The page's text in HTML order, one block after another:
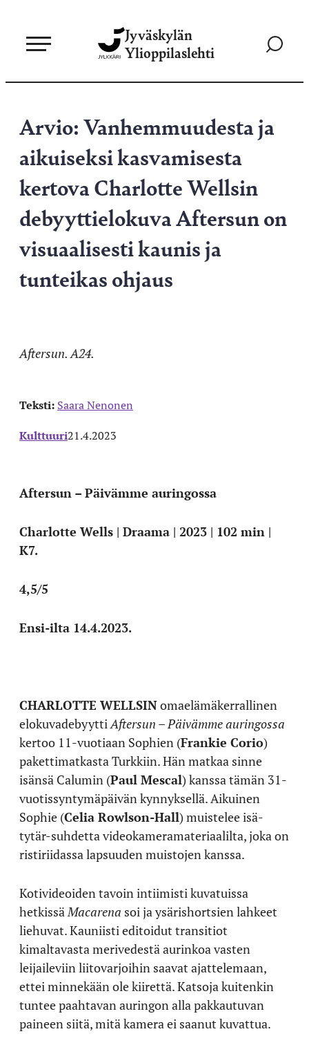
sisältöön
Jyväskylän
Ylioppilaslehti
Siirry
Arvio: Vanhemmuudesta ja
aikuiseksi kasvamisesta
kertova Charlotte Wellsin
debyyttielokuva Aftersun on
visuaalisesti kaunis ja
tunteikas ohjaus
Aftersun. A24.
Teksti: Saara Nenonen
Kulttuuri21.4.2023
Aftersun – Päivämme auringossa
Charlotte Wells | Draama | 2023 | 102 min |
K7.
4,5/5
Ensi-ilta 14.4.2023.
CHARLOTTE WELLSINomaelämäkerrallinen
elokuvadebyyttiAftersun – Päivämme auringossa
kertoo 11-vuotiaan Sophien (Frankie Corio)
pakettimatkasta Turkkiin. Hän matkaa sinne
isänsä Calumin (Paul Mescal) kanssa tämän 31-
vuotissyntymäpäivän kynnyksellä. Aikuinen
Sophie (Celia Rowlson-Hall) muistelee isä-
tytär-suhdetta videokameramateriaalilta, joka on
ristiriidassa lapsuuden muistojen kanssa.
Kotivideoiden tavoin intiimisti kuvatuissa
hetkissäMacarena soi ja ysärishortsien lahkeet
liehuvat. Kauniisti editoidut transitiot
kimaltavasta merivedestä aurinkoa vasten
leijaileviin liitovarjoihin saavat ajattelemaan,
ettei minnekään ole kiirettä. Katsoja kuitenkin
tuntee paahtavan auringon alla pakkautuvan
paineen siitä, mitä kamera ei saanut kuvattua.